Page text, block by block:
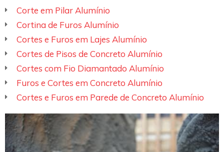
Corte em Pilar Alumínio
Cortina de Furos Alumínio
Cortes e Furos em Lajes Alumínio
Cortes de Pisos de Concreto Alumínio
Cortes com Fio Diamantado Alumínio
Furos e Cortes em Concreto Alumínio
Cortes e Furos em Parede de Concreto Alumínio